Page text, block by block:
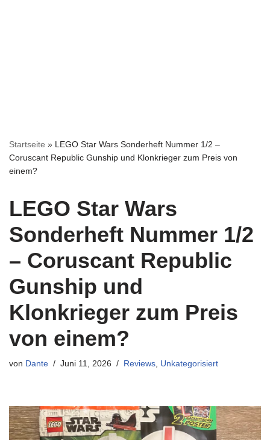
Startseite » LEGO Star Wars Sonderheft Nummer 1/2 –
Coruscant Republic Gunship und Klonkrieger zum Preis von
einem?
LEGO Star Wars
Sonderheft Nummer 1/2
– Coruscant Republic
Gunship und
Klonkrieger zum Preis
von einem?
von Dante Juni 11, 2026 Reviews, Unkategorisiert